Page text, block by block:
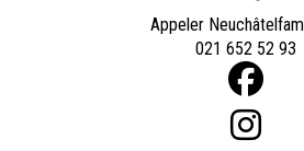
Appeler
021 652 52 93